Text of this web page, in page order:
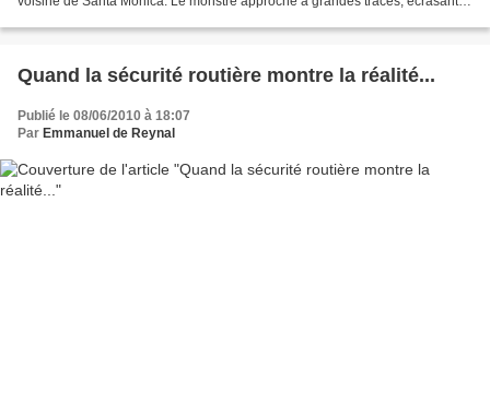
Quand la sécurité routière montre la réalité...
Publié le 08/06/2010 à 18:07
Par Emmanuel de Reynal